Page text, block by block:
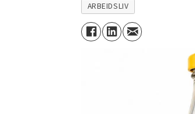
ARBEIDSLIV